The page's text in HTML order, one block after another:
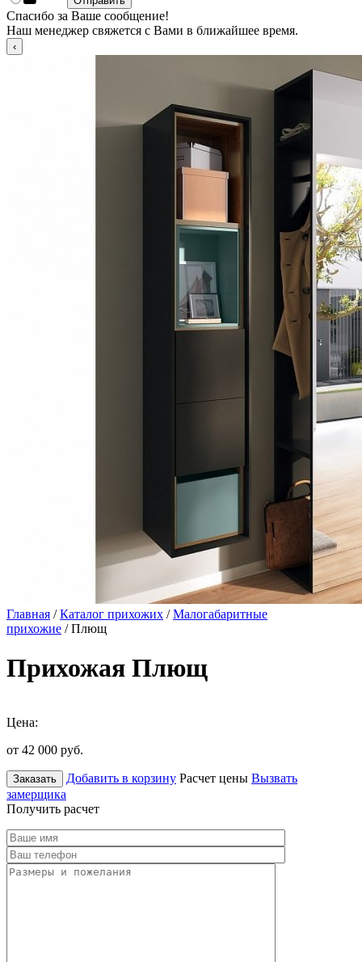
Спасибо за Ваше сообщение!
Наш менеджер свяжется с Вами в ближайшее время.
Главная /Каталог прихожих /Малогабаритные
прихожие / Плющ
Прихожая Плющ
Цена:
от 42 000 руб.
Заказать Добавить в корзину Расчет цены Вызвать
замерщика
Получить расчет